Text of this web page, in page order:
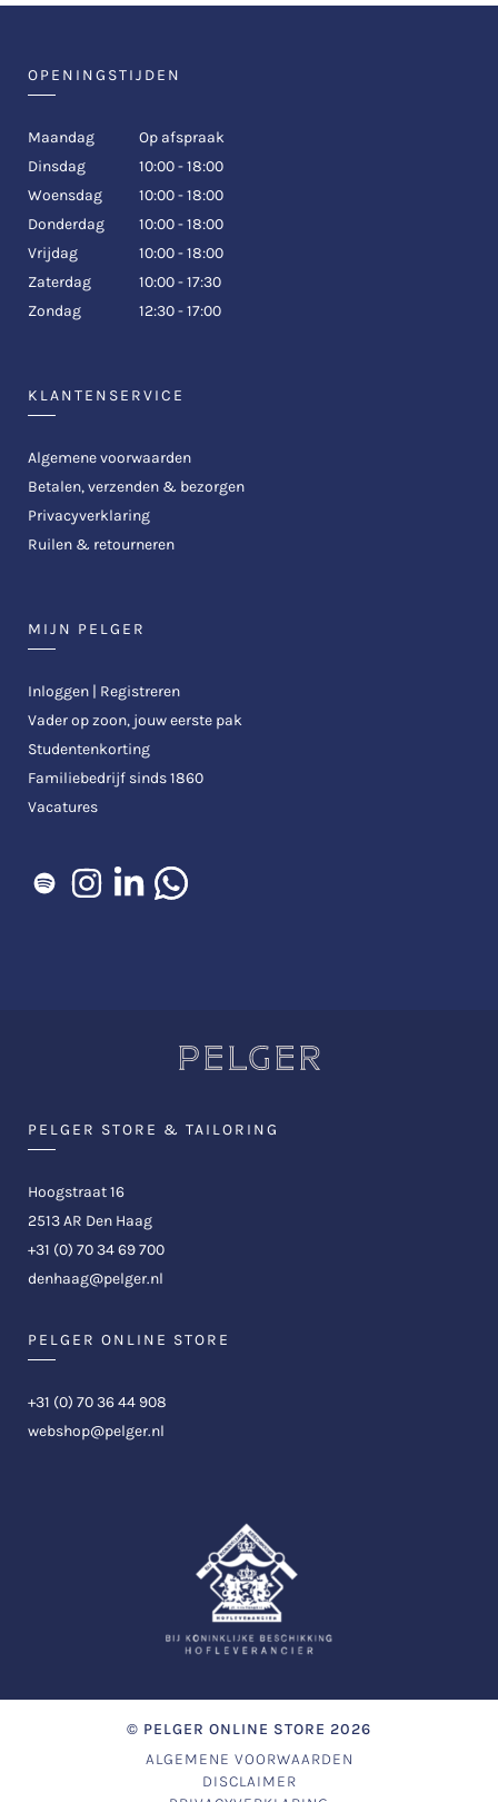
OPENINGSTIJDEN
Maandag
Op afspraak
Dinsdag
10:00 - 18:00
Woensdag
10:00 - 18:00
Donderdag
10:00 - 18:00
Vrijdag
10:00 - 18:00
Zaterdag
10:00 - 17:30
Zondag
12:30 - 17:00
KLANTENSERVICE
Algemene voorwaarden
Betalen, verzenden & bezorgen
Privacyverklaring
Ruilen & retourneren
MIJN PELGER
Inloggen | Registreren
Vader op zoon, jouw eerste pak
Studentenkorting
Familiebedrijf sinds 1860
Vacatures
PELGER STORE & TAILORING
Hoogstraat 16
2513 AR Den Haag
+31 (0) 70 34 69 700
denhaag@pelger.nl
PELGER ONLINE STORE
+31 (0) 70 36 44 908
webshop@pelger.nl
© PELGER ONLINE STORE 2026
ALGEMENE VOORWAARDEN
DISCLAIMER